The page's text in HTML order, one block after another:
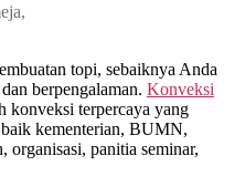
topi, sebaiknya Anda
berpengalaman. Konveksi
konveksi terpercaya yang
kementerian, BUMN,
organisasi, panitia seminar,